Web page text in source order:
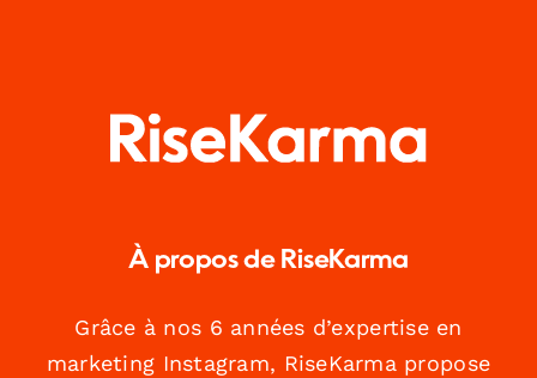
À propos de RiseKarma
Grâce à nos 6 années d’expertise en
marketing Instagram, RiseKarma propose